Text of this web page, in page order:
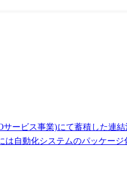
ービス事業)にて蓄積した連
自動化システムのパッケー
るため、RPAプロダクトの